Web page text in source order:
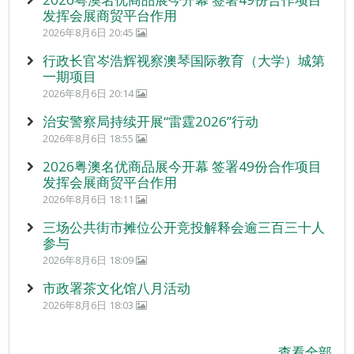
发挥会展商贸平台作用
2026年8月6日 20:45
行政长官岑浩辉视察澳琴国际教育（大学）城第
一期项目
2026年8月6日 20:14
治安警察局持续开展“雷霆2026”行动
2026年8月6日 18:55
2026粤澳名优商品展今开幕 签署49份合作项目
发挥会展商贸平台作用
2026年8月6日 18:11
三场公共街市摊位公开竞投解释会逾三百三十人
参与
2026年8月6日 18:09
市政署茶文化馆八月活动
2026年8月6日 18:03